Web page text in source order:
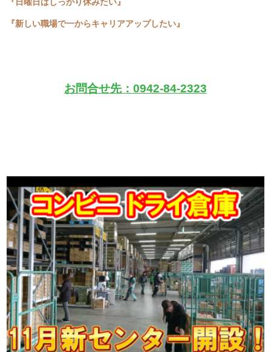
『新しい職場で一からキャリアアップしたい』
お問合せ先：0942-84-2323